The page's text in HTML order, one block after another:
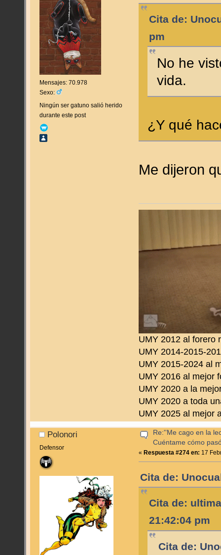
Mensajes: 70.978
Sexo:
Ningún ser gatuno salió herido
durante este post
Cita de:
pm
No he
vida.
¿Y qué
Me dijeron
UMY 2012 al forero
UMY 2014-2015-
UMY 2015-2024 al
UMY 2016 al mejor
UMY 2020 a la
UMY 2020 a toda
UMY 2025 al mejor
Polonori
Defensor
Re:''Me cago en la
Cuéntame cómo
«Respuesta #274 en: 17
Cita de:
Cita de:
21:42:04 pm
Cita de: